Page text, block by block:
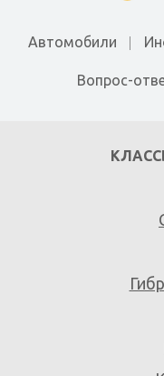
Автомобили
Вопрос-